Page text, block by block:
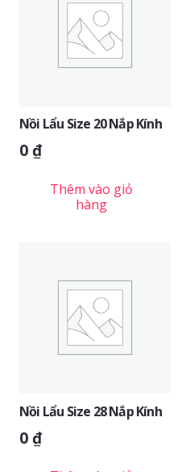
Nồi Lẩu Size 20 Nắp Kính
0₫
Thêm vào giỏ
hàng
Nồi Lẩu Size 28 Nắp Kính
0₫